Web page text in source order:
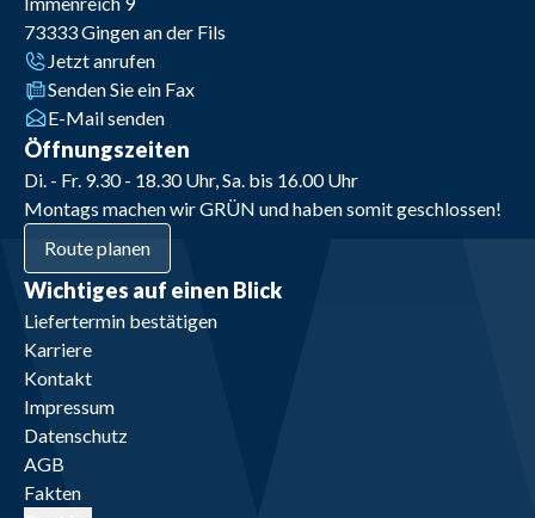
73333Gingen an der Fils
Jetzt anrufen
Senden Sie ein Fax
E-Mail senden
Öffnungszeiten
Di. - Fr. 9.30 - 18.30 Uhr, Sa. bis 16.00 Uhr
Montags machen wir GRÜN und haben somit geschlossen!
Route planen
Wichtiges auf einen Blick
Liefertermin bestätigen
Karriere
Kontakt
Impressum
Datenschutz
AGB
Fakten